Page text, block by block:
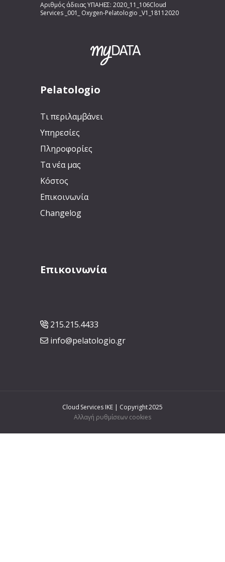
Αριθμός άδειας ΥΠΑΗΕΣ: 2020_11_106Cloud
Services _001_ Oxygen-Pelatologio _V1_18112020
Pelatologio
Τι περιλαμβάνει
Υπηρεσίες
Πληροφορίες
Τα νέα μας
Κόστος
Επικοινωνία
Changelog
Επικοινωνία
215.215.4433
info@pelatologio.gr
Cloud Services IKE | Copyright 2025
Αλλαγή ρυθμίσεων cookies